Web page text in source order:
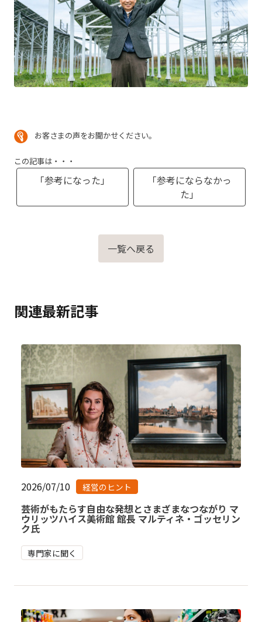
お客さまの声をお聞かせください。
この記事は・・・
「参考になった」
「参考にならなかっ
た」
一覧へ戻る
関連最新記事
2026/07/10 経営のヒント
芸術がもたらす自由な発想とさまざまなつながり マ
ウリッツハイス美術館 館長 マルティネ・ゴッセリン
ク氏
専門家に聞く